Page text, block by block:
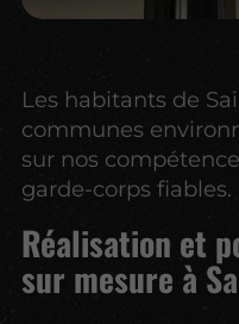
Les habitants de
communes
sur nos
garde-corps fiables.
Réalisation et
sur mesure à